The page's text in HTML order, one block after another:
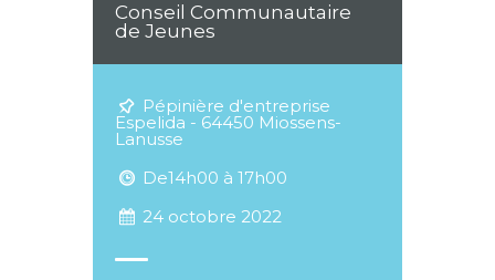
Conseil Communautaire
de Jeunes
Pépinière d'entreprise
Espelida - 64450 Miossens-
Lanusse
De14h00 à 17h00
24 octobre 2022